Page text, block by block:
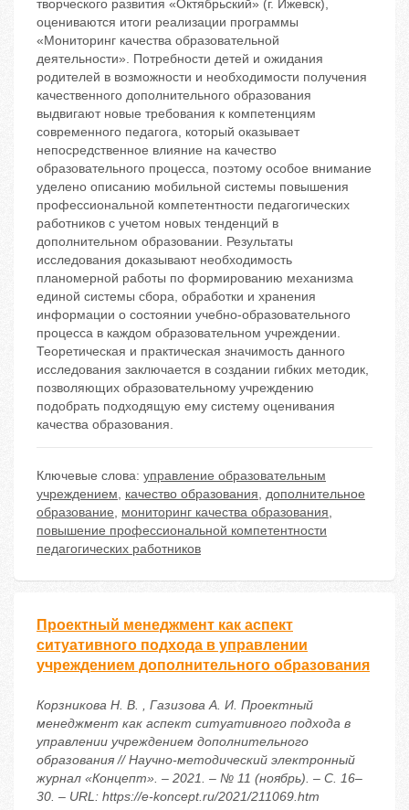
творческого развития «Октябрьский» (г. Ижевск),
оцениваются итоги реализации программы
«Мониторинг качества образовательной
деятельности». Потребности детей и ожидания
родителей в возможности и необходимости получения
качественного дополнительного образования
выдвигают новые требования к компетенциям
современного педагога, который оказывает
непосредственное влияние на качество
образовательного процесса, поэтому особое внимание
уделено описанию мобильной системы повышения
профессиональной компетентности педагогических
работников с учетом новых тенденций в
дополнительном образовании. Результаты
исследования доказывают необходимость
планомерной работы по формированию механизма
единой системы сбора, обработки и хранения
информации о состоянии учебно-образовательного
процесса в каждом образовательном учреждении.
Теоретическая и практическая значимость данного
исследования заключается в создании гибких методик,
позволяющих образовательному учреждению
подобрать подходящую ему систему оценивания
качества образования.
Ключевые слова: управление образовательным
учреждением, качество образования, дополнительное
образование, мониторинг качества образования,
повышение профессиональной компетентности
педагогических работников
Проектный менеджмент как аспект
ситуативного подхода в управлении
учреждением дополнительного образования
Корзникова Н. В. , Газизова А. И. Проектный
менеджмент как аспект ситуативного подхода в
управлении учреждением дополнительного
образования // Научно-методический электронный
журнал «Концепт». – 2021. – № 11 (ноябрь). – С. 16–
30. – URL: https://e-koncept.ru/2021/211069.htm